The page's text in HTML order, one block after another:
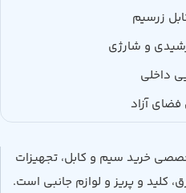
زرسیم
و شارژی
داخلی
آزاد
خرید سیم و کابل، تجهیزات
کلید و پریز و لوازم جانبی است.